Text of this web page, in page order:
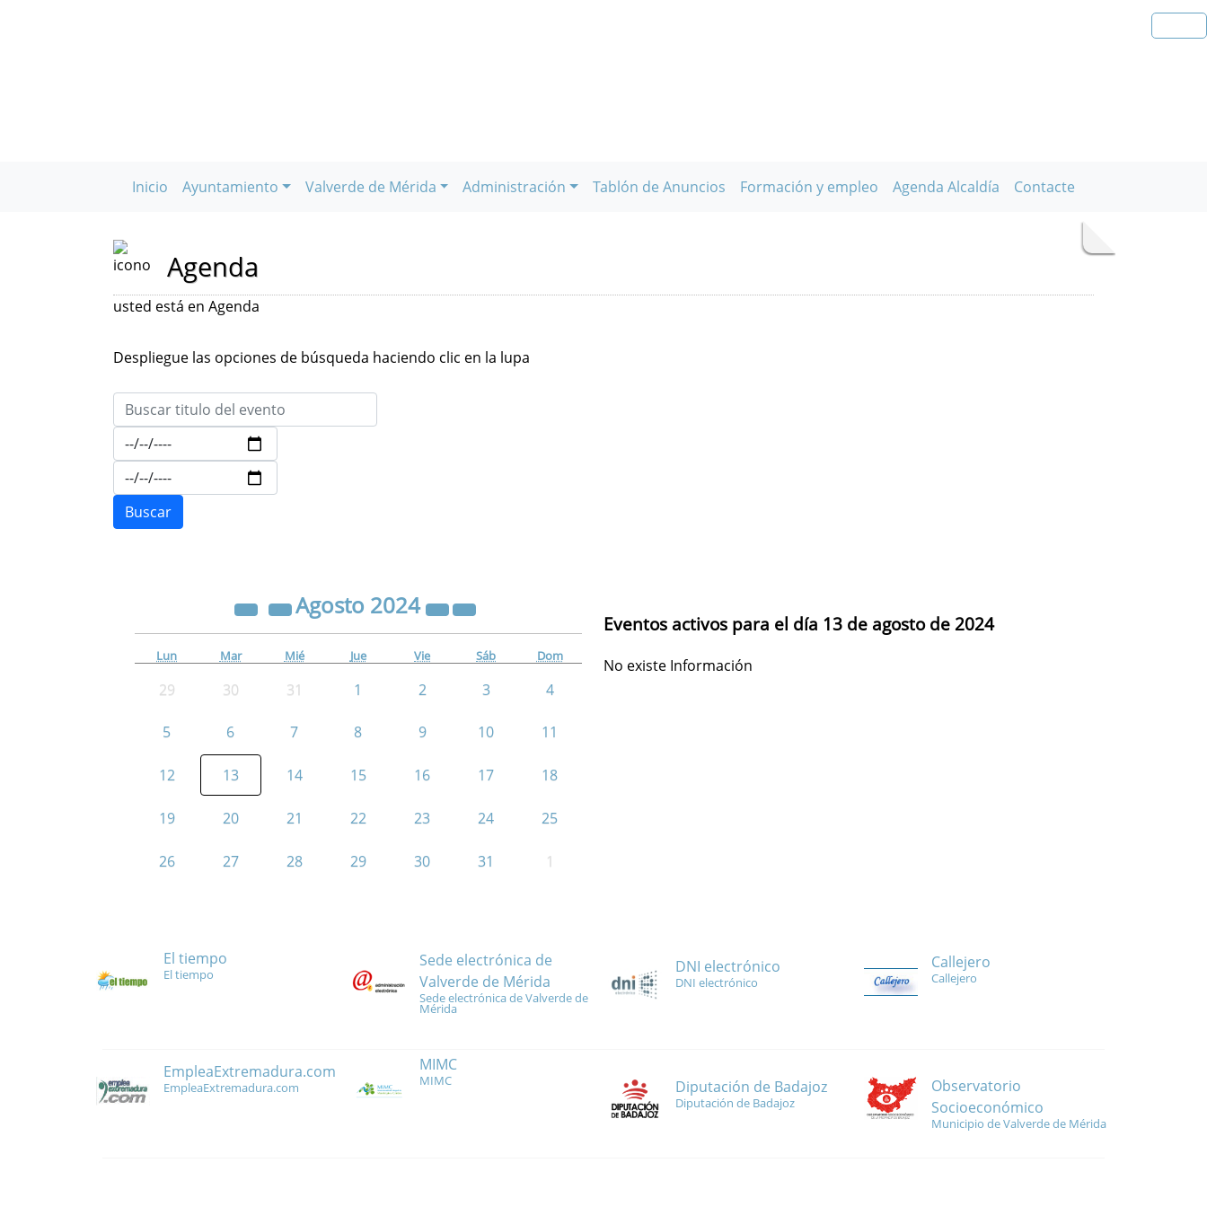
Inicio Ayuntamiento Valverde de Mérida Administración Tablón de Anuncios Formación y empleo Agenda Alcaldía Contacte
Agenda
usted está en Agenda
Despliegue las opciones de búsqueda haciendo clic en la lupa
Agosto 2024
Lun Mar Mié Jue Vie Sáb Dom
29 30 31 1 2 3 4
5 6 7 8 9 10 11
12 13 14 15 16 17 18
19 20 21 22 23 24 25
26 27 28 29 30 31 1
Eventos activos para el día 13 de agosto de 2024
No existe Información
El tiempo
El tiempo
Sede electrónica de
Valverde de Mérida
Sede electrónica de Valverde de
Mérida
DNI electrónico
DNI electrónico
Callejero
Callejero
EmpleaExtremadura.com
EmpleaExtremadura.com
MIMC
MIMC Diputación de Badajoz
Diputación de Badajoz
Observatorio
Socioeconómico
Municipio de Valverde de Mérida